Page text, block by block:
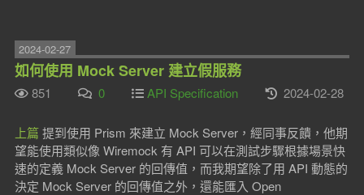
2024-02-27
如何使用 Mock Server 建立假服務
851 0 API Specification 2024-02-28
上篇提到使用 Prism 來建立 Mock Server，經同事反饋，他期
望能使用類似像 Wiremock 有 API 可以在測試步驟根據場景快
速的定義 Mock Server 的回傳值，而我期望除了用 API 動態的
決定 Mock Server 的回傳值之外，還能匯入 Open